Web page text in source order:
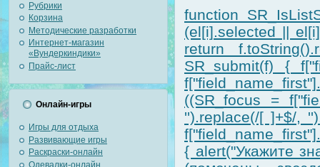
Рубрики
Корзина
Методические разработки
Интернет-магазин
«Вундеркиндики»
Прайс-лист
Онлайн-игры
Игры для отдыха
Развивающие игры
Раскраски-онлайн
Одевалки-онлайн
function
(el[i].selected ||
return
SR_submit(f) {
((SR_focus =
'').replace(/[ ]+$/,
{ alert("Укажите